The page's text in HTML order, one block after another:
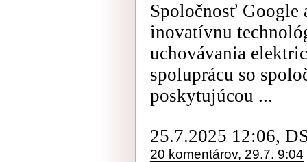
Spoločnosť Google
inovatívnu
uchovávania
spoluprácu so
poskytujúcou ...
25.7.2025 12:06,
20 komentárov, 29.7. 9:04